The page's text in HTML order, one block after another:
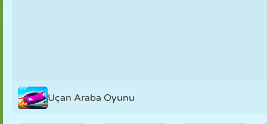
Uçan Araba Oyunu